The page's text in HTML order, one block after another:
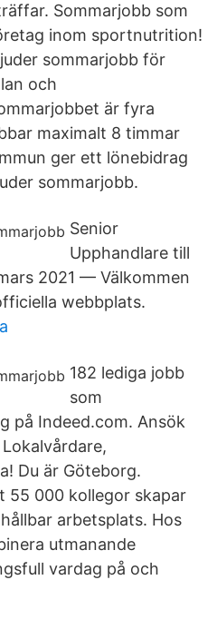
Sommarjobb som
inom sportnutrition!
sommarjobb för
och
är fyra
maximalt 8 timmar
ger ett lönebidrag
sommarjobb.
Senior
Upphandlare till
2021 — Välkommen
webbplats.
182 lediga jobb
som
på Indeed.com. Ansök
Du är Göteborg.
55 000 kollegor skapar
arbetsplats. Hos
utmanande
vardag på och